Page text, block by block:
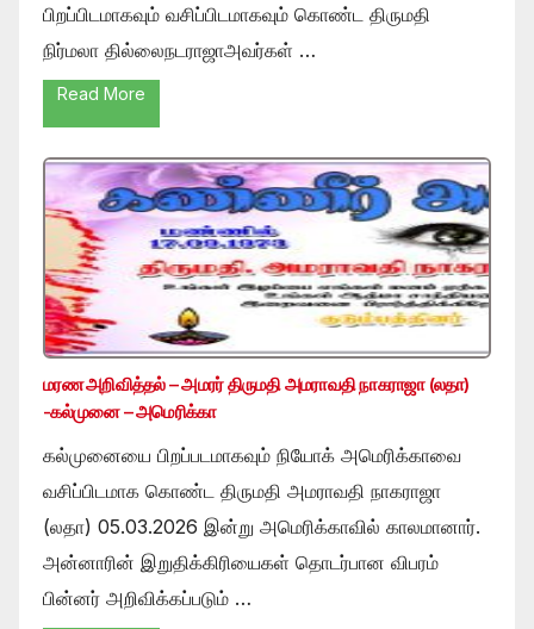
பிறப்பிடமாகவும் வசிப்பிடமாகவும் கொண்ட திருமதி
நிர்மலா தில்லைநடராஜாஅவர்கள் …
Read More
மரண அறிவித்தல் – அமரர் திருமதி அமராவதி நாகராஜா (லதா)
-கல்முனை – அமெரிக்கா
கல்முனையை பிறப்படமாகவும் நியோக் அமெரிக்காவை
வசிப்பிடமாக கொண்ட திருமதி அமராவதி நாகராஜா
(லதா) 05.03.2026 இன்று அமெரிக்காவில் காலமானார்.
அன்னாரின் இறுதிக்கிரியைகள் தொடர்பான விபரம்
பின்னர் அறிவிக்கப்படும் …